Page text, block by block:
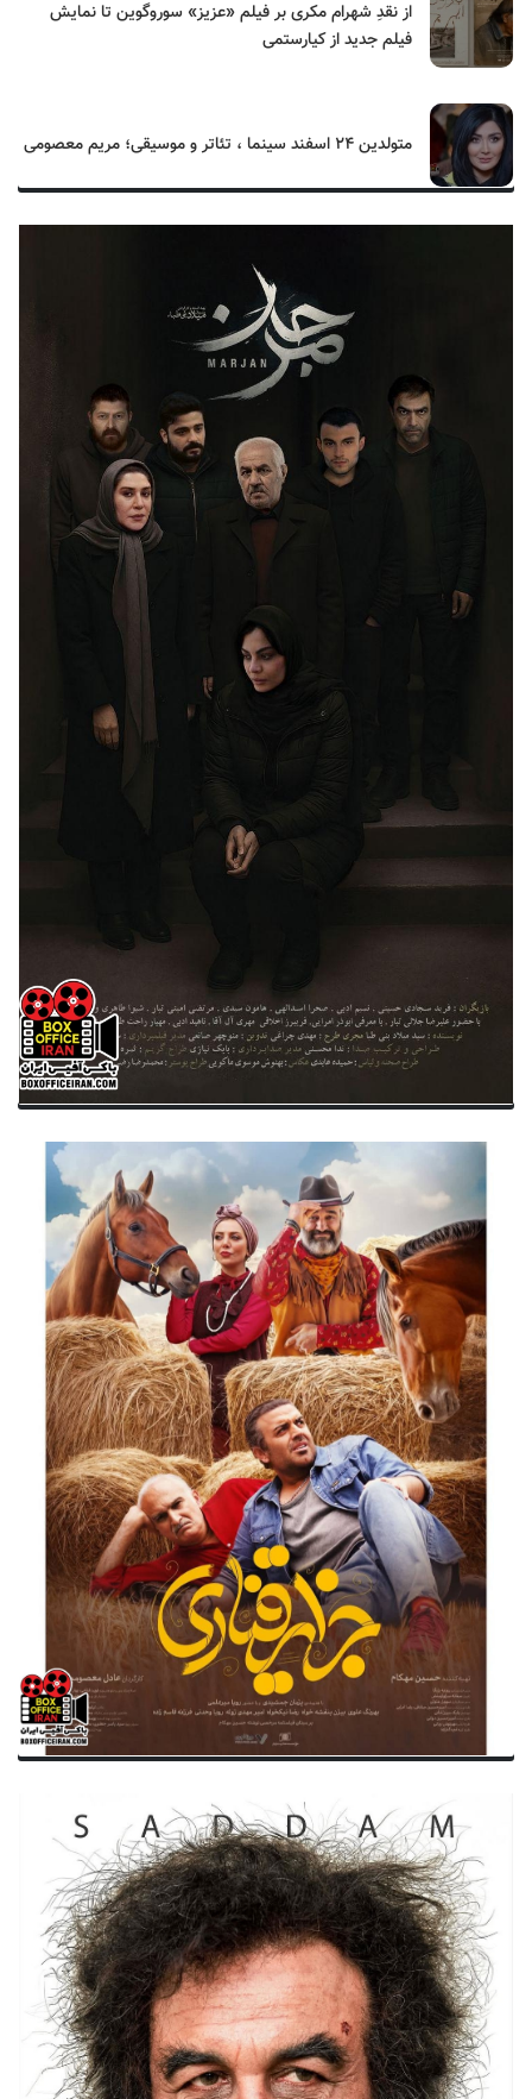
از نقدِ شهرام مکری بر فیلم «عزیز» سوروگوین تا نمایش
فیلم جدید از کیارستمی
متولدین ۲۴ اسفند سینما ، تئاتر و موسیقی؛ مریم معصومی